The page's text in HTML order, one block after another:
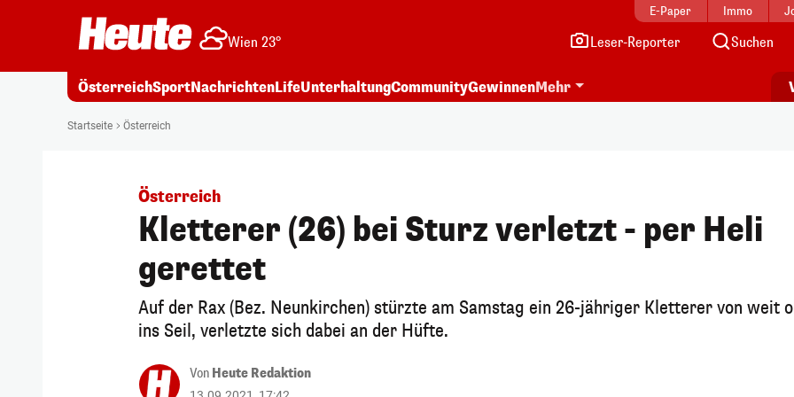
E-Paper Immo
Wien 23° Leser-Reporter Suchen
ÖsterreichSportNachrichtenLifeUnterhaltungCommunityGewinnenMehr
Startseite Österreich
Österreich
Kletterer (26) bei Sturz verletzt - per Heli
gerettet
Auf der Rax (Bez. Neunkirchen) stürzte am Samstag ein 26-jähriger Kletterer von weit
ins Seil, verletzte sich dabei an der Hüfte.
Von Heute Redaktion